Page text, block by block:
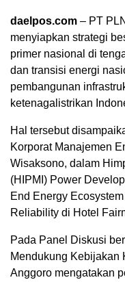
daelpos.com – PT
menyiapkan strategi
primer nasional di
dan transisi energi
pembangunan
ketenagalistrikan
Hal tersebut
Korporat Manajemen
Wisaksono, dalam
(HIPMI) Power
End Energy
Reliability di Hotel
Pada Panel Diskusi
Mendukung Kebijakan
Anggoro mengatakan